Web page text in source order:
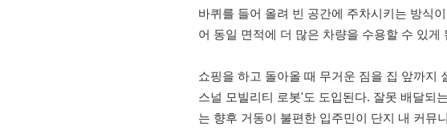
바퀴를 들어 올려 빈 공간에 주차시키는 방식
어 동일 면적에 더 많은 차량을 수용할 수 있게
쇼핑을 하고 돌아올 때 무거운 짐을 집 앞까지
스널 모빌리티 로봇'도 도입된다. 잘못 배달되
는 향후 거동이 불편한 입주민이 단지 내 커뮤